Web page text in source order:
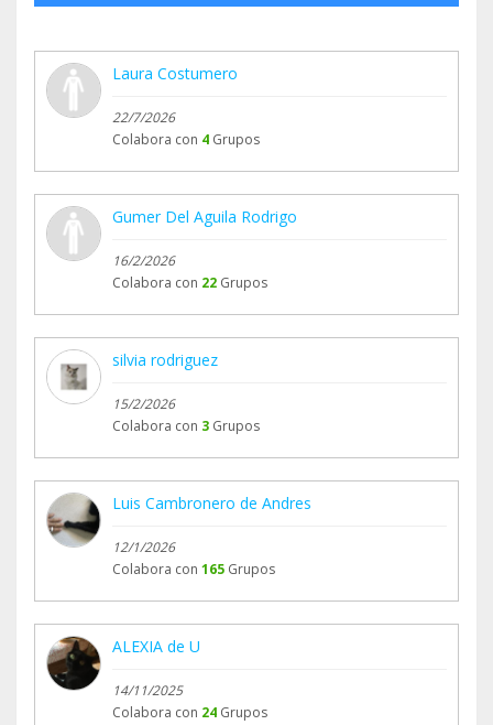
Laura Costumero
22/7/2026
Colabora con 4 Grupos
Gumer Del Aguila Rodrigo
16/2/2026
Colabora con 22 Grupos
silvia rodriguez
15/2/2026
Colabora con 3 Grupos
Luis Cambronero de Andres
12/1/2026
Colabora con 165 Grupos
ALEXIA de U
14/11/2025
Colabora con 24 Grupos